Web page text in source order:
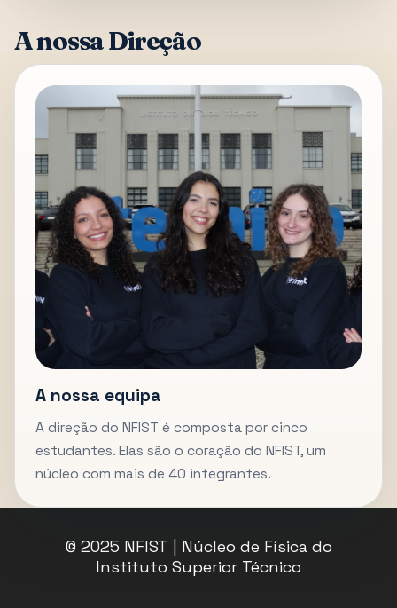
A nossa Direção
A nossa equipa
A direção do NFIST é composta por cinco
estudantes. Elas são o coração do NFIST, um
núcleo com mais de 40 integrantes.
© 2025 NFIST | Núcleo de Física do
Instituto Superior Técnico